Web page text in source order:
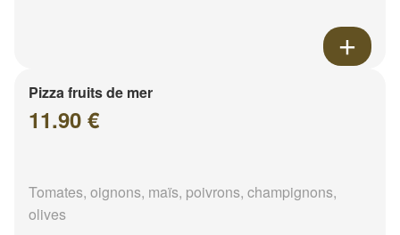
Pizza fruits de mer
11.90 €
Tomates, oignons, maïs, poivrons, champignons,
olives